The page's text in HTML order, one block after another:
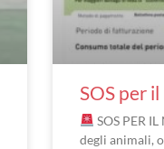
SOS per
SOS PER
degli animali,